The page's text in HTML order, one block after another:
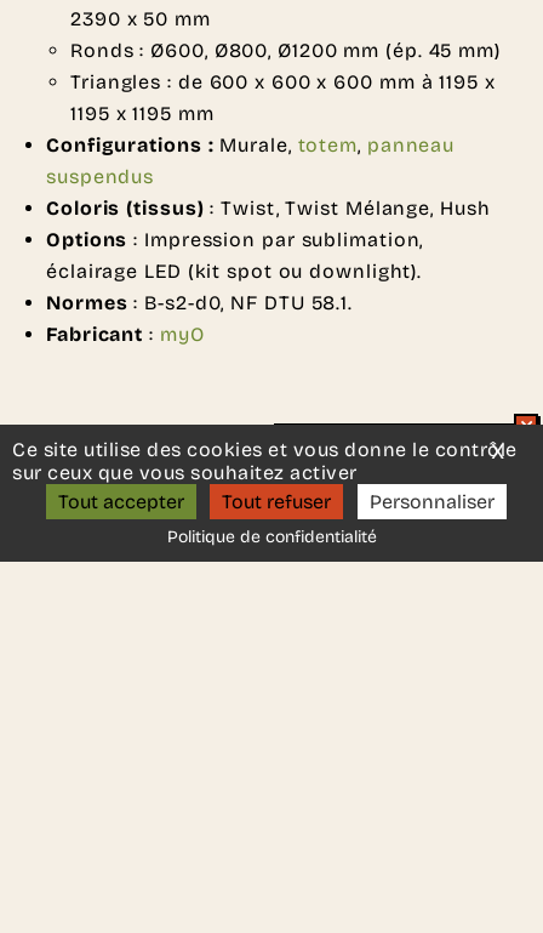
2390 x 50 mm
Ronds : Ø600, Ø800, Ø1200 mm (ép. 45 mm)
Triangles : de 600 x 600 x 600 mm à 1195 x
1195 x 1195 mm
Configurations : Murale, totem, panneau
suspendus
Coloris (tissus): Twist, Twist Mélange, Hush
Options: Impression par sublimation,
éclairage LED (kit spot ou downlight).
Normes : B-s2-d0, NF DTU 58.1.
Fabricant : myO
DEMANDER UN DEVIS
Une autre idée en tête ?Contactez-nous, nous serons
Un projet d’aménagement ?
ON S’APPELLE ?
Ce site utilise des cookies et vous donne le contrôle
sur ceux que vous souhaitez activer
Tout accepter
Tout refuser Personnaliser
Politique de confidentialité
X